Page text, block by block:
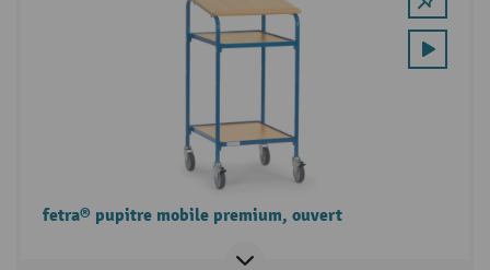
fetra® pupitre mobile premium, ouvert